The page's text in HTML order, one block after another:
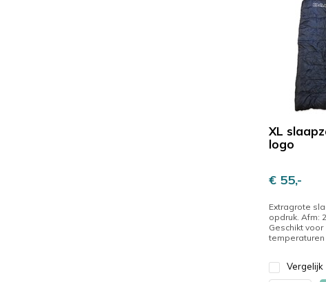
XL
logo
€ 55,-
Extragrote
opdruk. Afm:
Geschikt voor
temperaturen
Vergelijk